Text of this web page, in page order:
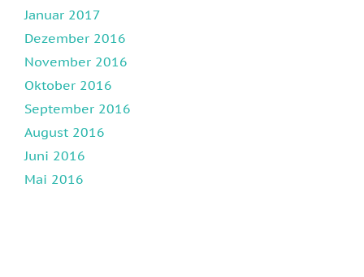
Januar 2017
Dezember 2016
November 2016
Oktober 2016
September 2016
August 2016
Juni 2016
Mai 2016